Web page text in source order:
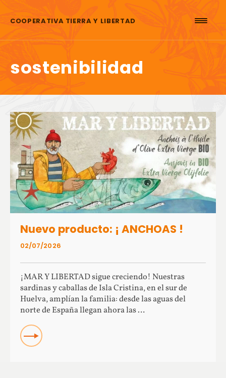
COOPERATIVA TIERRA Y LIBERTAD
sostenibilidad
02/07/2026
Nuevo producto: ¡ ANCHOAS !
¡MAR Y LIBERTAD sigue creciendo! Nuestras
sardinas y caballas de Isla Cristina, en el sur de
Huelva, amplían la familia: desde las aguas del
norte de España llegan ahora las …
Read more about Nuevo producto: ¡ ANCHOAS !